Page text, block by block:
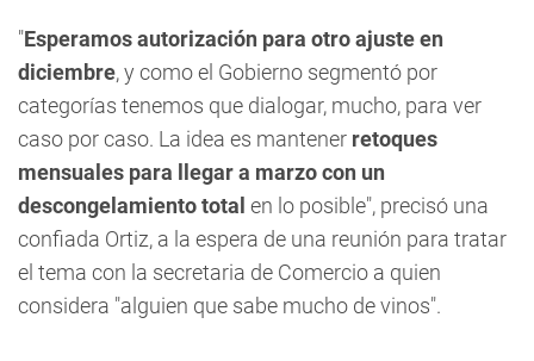
"Esperamos autorización para otro ajuste en
diciembre, y como el Gobierno segmentó por
categorías tenemos que dialogar, mucho, para ver
caso por caso. La idea es mantener retoques
mensuales para llegar a marzo con un
descongelamiento total en lo posible", precisó una
confiada Ortiz, a la espera de una reunión para tratar
el tema con la secretaria de Comercio a quien
considera "alguien que sabe mucho de vinos".